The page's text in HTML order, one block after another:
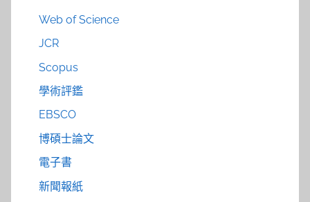
Web of Science
JCR
Scopus
學術評鑑
EBSCO
博碩士論文
電子書
新聞報紙